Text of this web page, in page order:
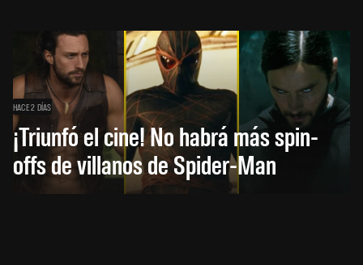
HACE 2 DÍAS
¡Triunfó el cine! No habrá más spin-
offs de villanos de Spider-Man